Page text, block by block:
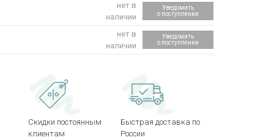
нет в
наличии
Уведомить
о поступлении
нет в
наличии
Уведомить
о поступлении
Скидки постоянным
клиентам
Быстрая доставка по
России